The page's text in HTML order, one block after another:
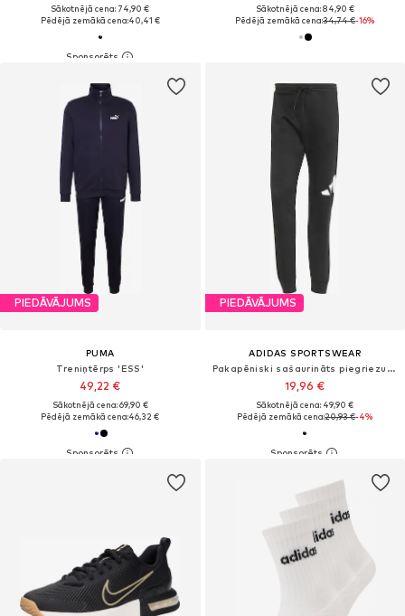
Sākotnējā cena: 74,90 €
Pēdējā zemākā cena:40,41 €
Sākotnējā cena: 84,90 €
Pēdējā zemākā cena:34,74 €-16%
PIEDĀVĀJUMS
PUMA
Treniņtērps 'ESS'
49,22 €
Sākotnējā cena: 69,90 €
Pēdējā zemākā cena:46,32 €
PIEDĀVĀJUMS
ADIDAS SPORTSWEAR
Pakapēniski sašaurināts piegriezums Sporta bikses
19,96 €
Sākotnējā cena: 49,90 €
Pēdējā zemākā cena:20,93 €-4%